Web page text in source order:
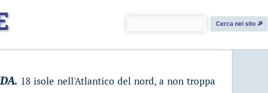
Cerca nel sito 🔎︎
18 isole nell'Atlantico del nord, a non troppa